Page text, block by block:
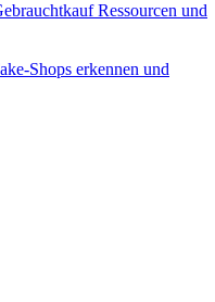
Ressourcen und
Shops erkennen und